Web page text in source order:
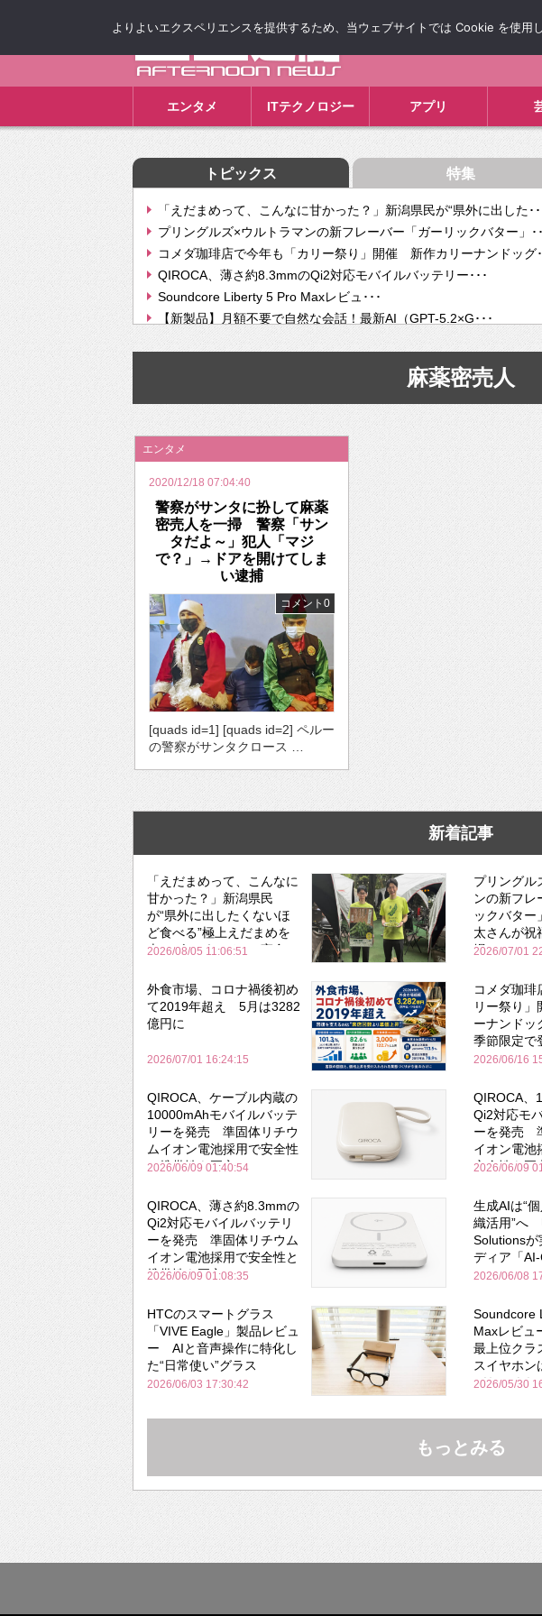
エンタメ ITテクノロジー アプリ
トピックス 特集
「えだまめって、こんなに甘かった？」新潟県民が“県外に出した･･
プリングルズ×ウルトラマンの新フレーバー「ガーリックバター」･
コメダ珈琲店で今年も「カリー祭り」開催 新作カリーナンドッグ･
QIROCA、薄さ約8.3mmのQi2対応モバイルバッテリー･･･
Soundcore Liberty 5 Pro Maxレビュ･･･
【新製品】月額不要で自然な会話！最新AI（GPT-5.2×G･･･
【次世代の没入感と生産性】VITURE Luma Ultra･･･
挫折率8割の壁をAIで突破。ジャストシステム、”自分が今話し･･･
2026年のバレンタインは「自分で作って、想いを渡す」 TE･･･
麻薬密売人
エンタメ
2020/12/18 07:04:40
警察がサンタに扮して麻薬
密売人を一掃 警察「サン
タだよ～」犯人「マジ
で？」→ドアを開けてしま
い逮捕
コメント0
[quads id=1] [quads id=2] ペルー
の警察がサンタクロース …
新着記事
「えだまめって、こんなに
甘かった？」新潟県民
が“県外に出したくないほ
ど食べる”極上えだまめを
森のビアガーデンで実食
2026/08/05 11:06:51
プリングル
ンの新フレ
ックバタ
太さんが祝
場
2026/07/01
外食市場、コロナ禍後初め
て2019年超え 5月は3282
億円に
2026/07/01 16:24:15
コメダ珈琲
リー祭り
ーナンドッ
季節限定で
2026/06/16
QIROCA、ケーブル内蔵の
10000mAhモバイルバッテ
リーを発売 準固体リチウ
ムイオン電池採用で安全性
と携帯性を両立
2026/06/09 01:40:54
QIROCA、
Qi2対応モ
ーを発売
イオン電池
安全性を両
2026/06/09
QIROCA、薄さ約8.3mmの
Qi2対応モバイルバッテリ
ーを発売 準固体リチウム
イオン電池採用で安全性と
携帯性を両立
2026/06/09 01:08:35
生成AIは“
織活用”へ
Solutionsが
ディア「
2026/06/08
HTCのスマートグラス
「VIVE Eagle」製品レビュ
ー AIと音声操作に特化し
た“日常使い”グラス
2026/06/03 17:30:42
Soundcore
Maxレビ
最上位クラ
スイヤホン
づらいくら
Bose並み
2026/05/30
もっとみる
よりよいエクスペリエンスを提供するため、当ウェブサイトでは Cookie を使